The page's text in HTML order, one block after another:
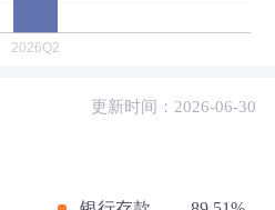
更新时间：2026-06-30